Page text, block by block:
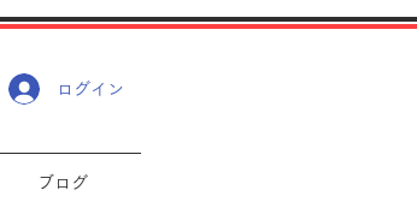
ログイン
ブログ